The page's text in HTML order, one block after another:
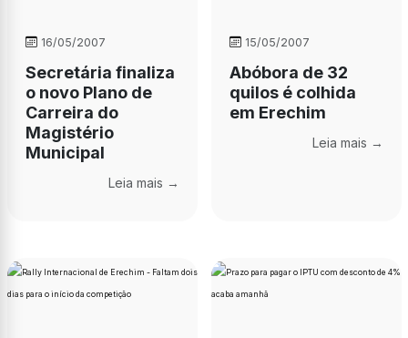
16/05/2007
Secretária finaliza
o novo Plano de
Carreira do
Magistério
Municipal
Leia mais →
15/05/2007
Abóbora de 32
quilos é colhida
em Erechim
Leia mais →